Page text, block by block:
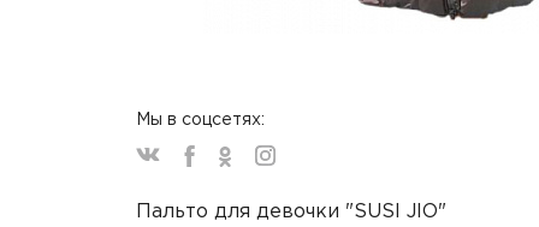
Мы в соцсетях:
Пальто для девочки "SUSI JIO"